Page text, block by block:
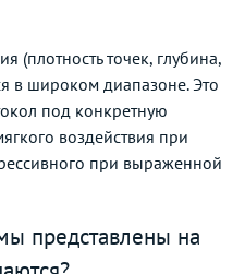
(плотность точек, глубина,
в широком диапазоне. Это
под конкретную
воздействия при
при выраженной
представлены на